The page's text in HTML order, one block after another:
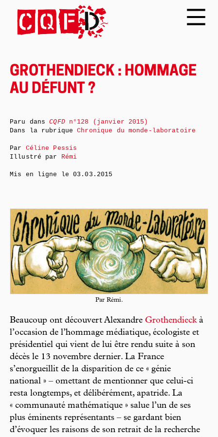
GROTHENDIECK : HOMMAGE
AU DÉFUNT ?
Par Rémi.
Beaucoup ont découvert Alexandre Grothendieckà
l’occasion de l’hommage médiatique, écologiste et
présidentiel qui vient de lui être rendu suite à son
décès le 13 novembre dernier. La France
s’enorgueillit de la disparition de ce « génie
national » – omettant de mentionner que celui-ci
resta longtemps, et délibérément, apatride. La
« communauté mathématique » salue l’un de ses
plus éminents représentants – se gardant bien
d’évoquer les raisons de son retrait de la recherche
Paru dansCQFDn°128 (janvier 2015)
Dans la rubriqueChronique du monde-laboratoire
Par Céline Pessis
Illustré par Rémi
Mis en ligne le03.03.2015